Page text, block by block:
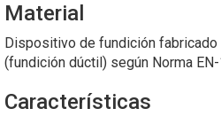
Material
Dispositivo de fundición
(fundición dúctil) según Norma
Características